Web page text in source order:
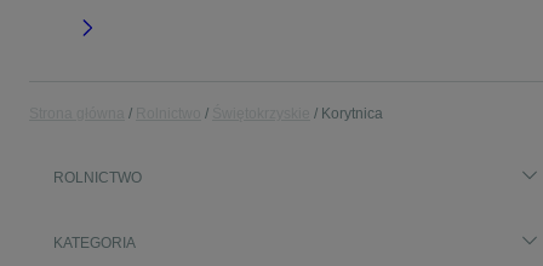
Korytnica
ROLNICTWO
KATEGORIA